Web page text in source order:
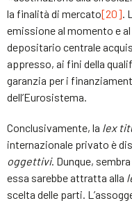
la finalità di mercato[20]
emissione al momento e
depositario centrale
appresso, ai fini della
garanzia per i
dell’Eurosistema.
Conclusivamente, la lex
internazionale privato è
oggettivi. Dunque,
essa sarebbe attratta alla
scelta delle parti.